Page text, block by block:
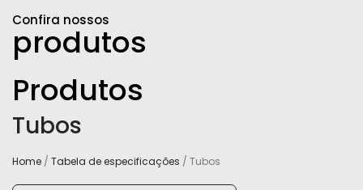
Confira nossos
produtos
Produtos
Tubos
Home / Tabela de especificações / Tubos